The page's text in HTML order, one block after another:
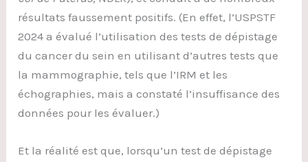
résultats faussement positifs. (En effet, l’USPSTF
2024 a évalué l’utilisation des tests de dépistage
du cancer du sein en utilisant d’autres tests que
la mammographie, tels que l’IRM et les
échographies, mais a constaté l’insuffisance des
données pour les évaluer.)
Et la réalité est que, lorsqu’un test de dépistage